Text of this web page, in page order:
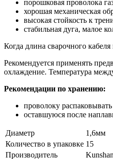
порошковая проволока
хорошая механическая
высокая стойкость к
стабильная дуга, малое
Когда длина сварочного
Рекомендуется применять
охлаждение. Температура
Рекомендации по хранению:
проволоку
оставшуюся после
Диаметр
1,6мм
Количество в упаковке 15
Производитель